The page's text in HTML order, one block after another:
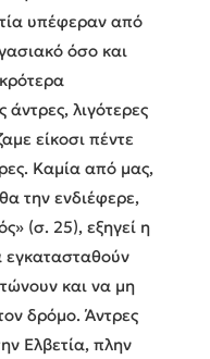
υπέφεραν από
όσο και
λιγότερες
είκοσι πέντε
Καμία από μας,
την ενδιέφερε,
(σ. 25), εξηγεί η
εγκατασταθούν
και να μη
δρόμο. Άντρες
Ελβετία, πλην